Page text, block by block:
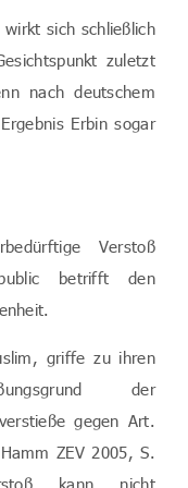
sich schließlich
zuletzt
nach deutschem
Erbin sogar
Verstoß
betrifft den
griffe zu ihren
der
gegen Art.
ZEV 2005, S.